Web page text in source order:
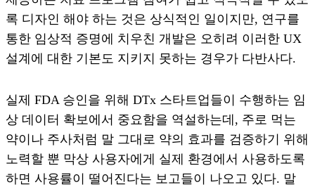
록 디자인 해야 하는 것은 상식적인 일이지만, 연구를
통한 임상적 증명에 치우친 개발은 오히려 이러한 UX
설계에 대한 기본도 지키지 못하는 경우가 다반사다.
실제 FDA 승인을 위해 DTx 스타트업들이 수행하는 임
상 데이터 확보에서 중요함을 역설하는데, 주로 먹는
약이나 주사처럼 말 그대로 약의 효과를 검증하기 위해
노력할 뿐 막상 사용자에게 실제 환경에서 사용하도록
하면 사용률이 떨어진다는 보고들이 나오고 있다. 말